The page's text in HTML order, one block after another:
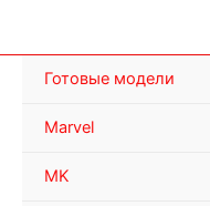
Готовые модели
Marvel
MK